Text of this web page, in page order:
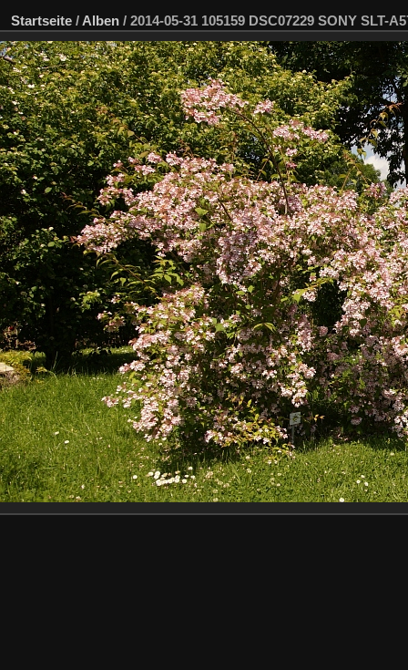
Startseite / Alben / 2014-05-31 105159 DSC07229 SONY SLT-